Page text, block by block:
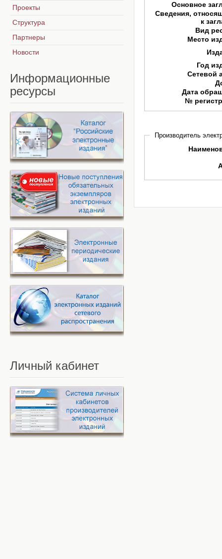
Основное
Сведения,
к
Вид
Место
Год
Сетевой
Дата
№
Производитель
Проекты
Структура
Партнеры
Новости
Информационные
ресурсы
Личный кабинет